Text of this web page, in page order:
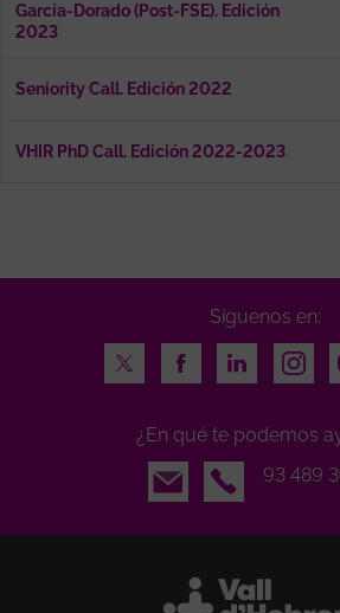
García-Dorado (Post-FSE). Edición
2023
Seniority Call. Edición 2022
VHIR PhD Call. Edición 2022-2023
Síguenos en:
Twitter
FacebookLinkedIn
¿En qué te podemos
Email
93 489